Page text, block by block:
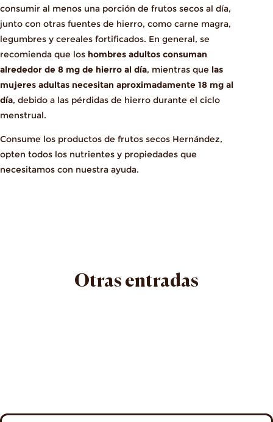
consumir al menos una porción de frutos secos al día,
junto con otras fuentes de hierro, como carne magra,
legumbres y cereales fortificados. En general, se
recomienda que los hombres adultos consuman
alrededor de 8 mg de hierro al día, mientras que las
mujeres adultas necesitan aproximadamente 18 mg al
día, debido a las pérdidas de hierro durante el ciclo
menstrual.
Consume los productos de frutos secos Hernández,
opten todos los nutrientes y propiedades que
necesitamos con nuestra ayuda.
Otras entradas